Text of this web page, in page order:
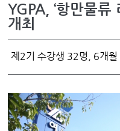
YGPA, ‘항만물류
개최
제2기 수강생 32명, 6개월